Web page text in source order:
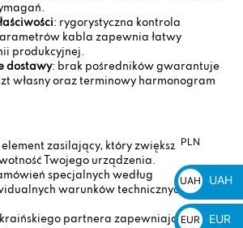
: rygorystyczna kontrola
kabla zapewnia łatwy
produkcyjnej.
dostawy: brak pośredników gwarantuje
własny oraz terminowy harmonogram
zasilający, który zwiększy
Twojego urządzenia.
specjalnych według
warunków technicznych
partnera zapewniającego
PLN
zł
UAH
₴
UAH
EUR
EUR